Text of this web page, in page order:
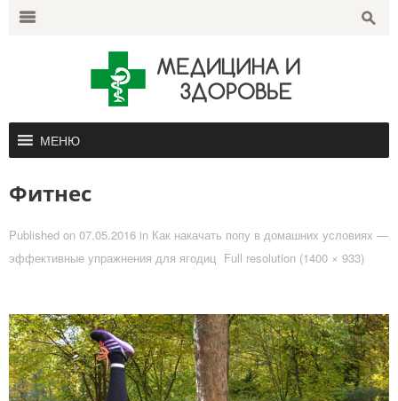
for: s
m
МЕНЮ
Фитнес
Published on 07.05.2016 in Как накачать попу в домашних условиях —
эффективные упражнения для ягодиц Full resolution (1400 × 933)